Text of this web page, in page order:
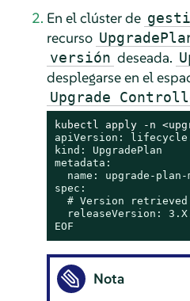
En el clúster de
recurso
versión deseada.
desplegarse en el
Upgrade
kubectl apply -n
apiVersion:
kind: UpgradePlan
metadata:
name: upgrade-plan-
spec:
# Version
releaseVersion:
EOF
Nota